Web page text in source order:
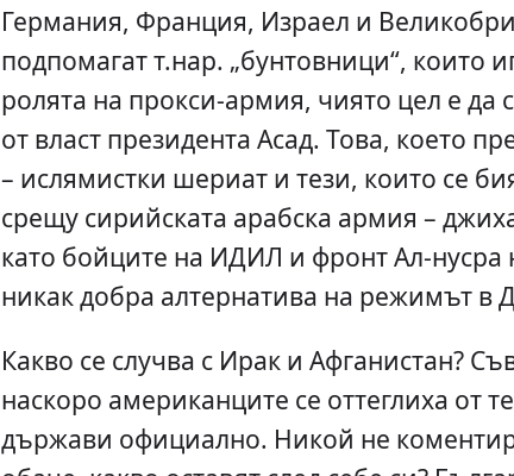
Германия, Франция, Израел и
подпомагат т.нар. „бунтовници“, които
ролята на прокси-армия, чиято цел е да
от власт президента Асад. Това, което
– ислямистки шериат и тези, които се
срещу сирийската арабска армия –
като бойците на ИДИЛ и фронт Ал-нусра
никак добра алтернатива на режимът в
Какво се случва с Ирак и Афганистан?
наскоро американците се оттеглиха от
държави официално. Никой не